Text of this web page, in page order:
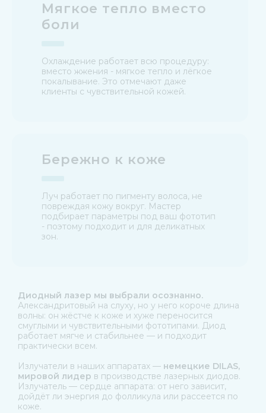
Мягкое тепло вместо
боли
Охлаждение работает всю процедуру:
вместо жжения - мягкое тепло и лёгкое
покалывание. Это отмечают даже
клиенты с чувствительной кожей.
Бережно к коже
Луч работает по пигменту волоса, не
повреждая кожу вокруг. Мастер
подбирает параметры под ваш фототип
- поэтому подходит и для деликатных
зон.
Диодный лазер мы выбрали осознанно.
Александритовый на слуху, но у него короче длина
волны: он жёстче к коже и хуже переносится
смуглыми и чувствительными фототипами. Диод
работает мягче и стабильнее — и подходит
практически всем.
Излучатели в наших аппаратах — немецкие DILAS,
мировой лидер в производстве лазерных диодов.
Излучатель — сердце аппарата: от него зависит,
дойдёт ли энергия до фолликула или рассеется по
коже.